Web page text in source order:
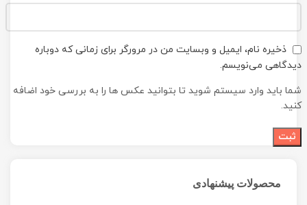
ذخیره نام، ایمیل و وبسایت من در مرورگر برای زمانی که دوباره
دیدگاهی می‌نویسم.
شما باید وارد سیستم شوید تا بتوانید عکس ها را به بررسی خود اضافه
کنید.
محصولات پیشنهادی